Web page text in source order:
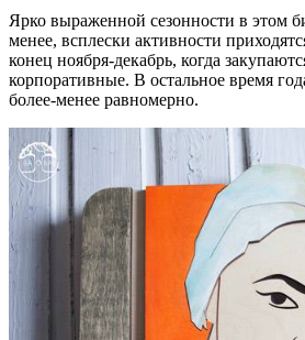
Ярко выраженной сезонности в этом
менее, всплески активности
конец ноября-декабрь, когда
корпоративные. В остальное время
более-менее равномерно.